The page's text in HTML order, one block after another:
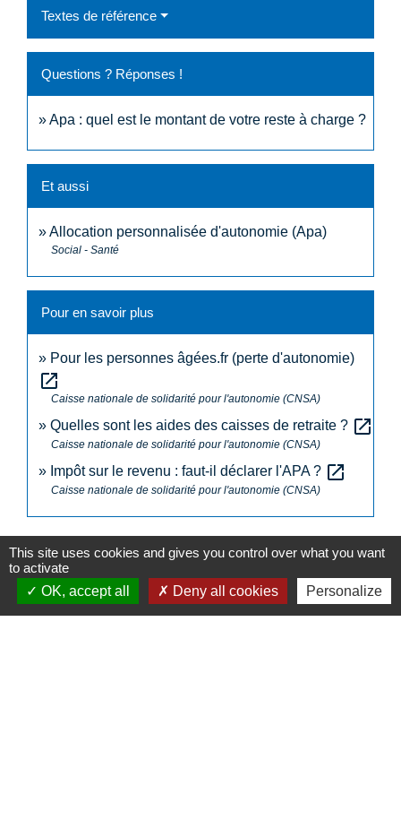
Textes de référence
Questions ? Réponses !
Apa : quel est le montant de votre reste à charge ?
Et aussi
Allocation personnalisée d'autonomie (Apa)
Social - Santé
Pour en savoir plus
Pour les personnes âgées.fr (perte d'autonomie)
open_in_new
Caisse nationale de solidarité pour l'autonomie (CNSA)
Quelles sont les aides des caisses de retraite ? open_in_new
Caisse nationale de solidarité pour l'autonomie (CNSA)
Impôt sur le revenu : faut-il déclarer l'APA ? open_in_new
Caisse nationale de solidarité pour l'autonomie (CNSA)
Signaler une erreur sur cette page
This site uses cookies and gives you control over what you want
to activate
OK, accept all
Deny all cookies Personalize